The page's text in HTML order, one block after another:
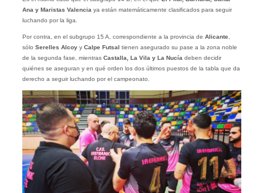
Ana y Maristas Valenciaya están matemáticamente clasificados para seguir
luchando por la liga.
Por contra, en el subgrupo 15 A, correspondiente a la provincia de Alicante,
sólo Serelles AlcoyyCalpe Futsal tienen asegurado su pase a la zona noble
de la segunda fase, mientrasCastalla, La Vila y La Nucíadeben decidir
quiénes se aseguran y en qué orden los dos últimos puestos de la tabla que da
derecho a seguir luchando por el campeonato.